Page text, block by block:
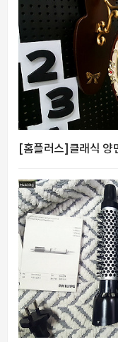
[홈플러스]클래식 양